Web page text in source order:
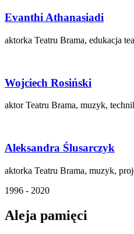
Evanthi Athanasiadi
aktorka Teatru Brama, edukacja
Wojciech Rosiński
aktor Teatru Brama, muzyk,
Aleksandra Ślusarczyk
aktorka Teatru Brama, muzyk,
1996 - 2020
Aleja pamięci